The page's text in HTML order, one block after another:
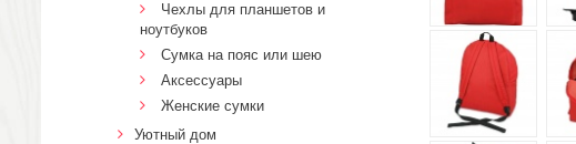
Чехлы для планшетов и
ноутбуков
Сумка на пояс или шею
Аксессуары
Женские сумки
Уютный дом